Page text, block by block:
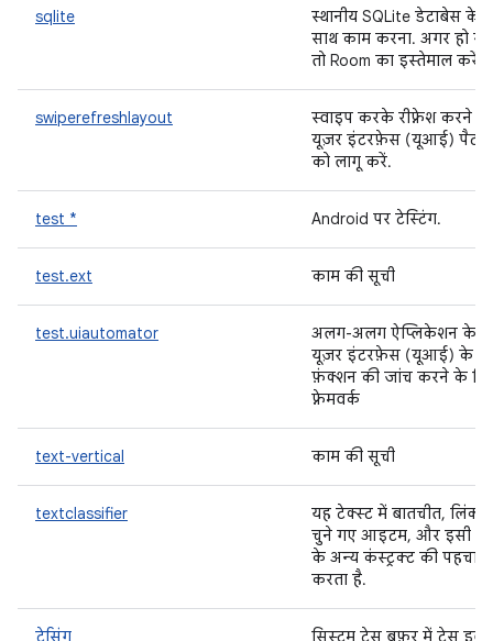
sqlite
स्थानीय SQLite डेटाबेस के
साथ काम करना. अगर हो
तो Room का इस्तेमाल करें.
swiperefreshlayout
स्वाइप करके रीफ़्रेश करने
यूज़र इंटरफ़ेस (यूआई) पैटर्न
को लागू करें.
test * Android पर टेस्टिंग.
test.ext काम की सूची
test.uiautomator
अलग-अलग ऐप्लिकेशन के
यूज़र इंटरफ़ेस (यूआई) के
फ़ंक्शन की जांच करने के
फ़्रेमवर्क
text-vertical काम की सूची
textclassifier
यह टेक्स्ट में बातचीत, लिंक,
चुने गए आइटम, और इसी
के अन्य कंस्ट्रक्ट की पहचान
करता है.
ट्रेसिंग सिस्टम ट्रेस बफ़र में ट्रेस इवेंट